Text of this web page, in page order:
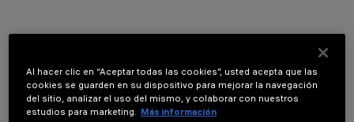
ACCESORIOS NECESARIOS
Es necesario pedir uno de los accesorios necesarios para instalar y utilizar correctamente el
producto:
Al hacer clic en “Aceptar todas las cookies”, usted acepta que las
cookies se guarden en su dispositivo para mejorar la navegación
del sitio, analizar el uso del mismo, y colaborar con nuestros
estudios para marketing. Más información